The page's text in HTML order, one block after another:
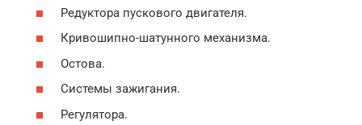
Редуктора пускового двигателя.
Кривошипно-шатунного механизма.
Остова.
Системы зажигания.
Регулятора.